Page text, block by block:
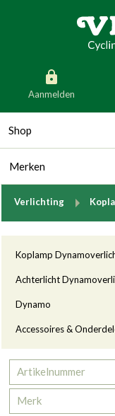
Aanmelden
België
Duitsland
Slovenië
Denemarken
Bulgarije
generic_skip_language
Shop
Merken
Verlichting
Categorieën
Koplamp
Achterlicht
Dynamo
Accessoires &
Artikelnummer
Merk